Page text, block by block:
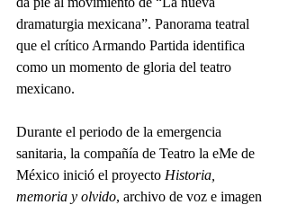
dramaturgia mexicana”. Panorama teatral
que el crítico Armando Partida identifica
como un momento de gloria del teatro
mexicano.
Durante el periodo de la emergencia
sanitaria, la compañía de Teatro la eMe de
México inició el proyecto Historia,
memoria y olvido, archivo de voz e imagen